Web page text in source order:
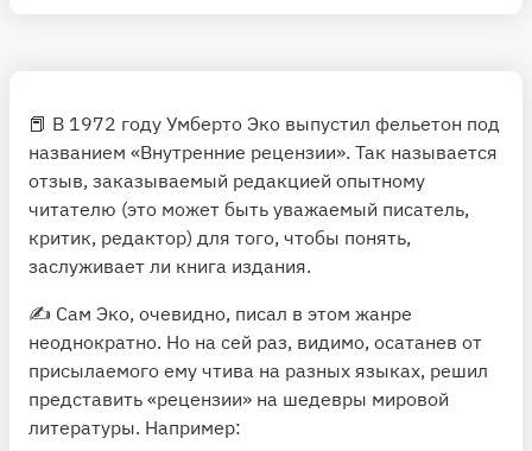
📕 В 1972 году Умберто Эко выпустил фельетон под
названием «Внутренние рецензии». Так называется
отзыв, заказываемый редакцией опытному
читателю (это может быть уважаемый писатель,
критик, редактор) для того, чтобы понять,
заслуживает ли книга издания.
✍️ Сам Эко, очевидно, писал в этом жанре
неоднократно. Но на сей раз, видимо, осатанев от
присылаемого ему чтива на разных языках, решил
представить «рецензии» на шедевры мировой
литературы. Например: